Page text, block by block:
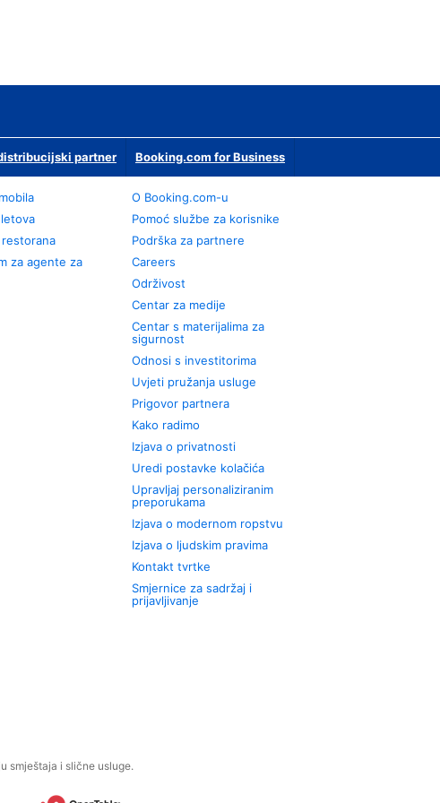
partner Booking.com for Business
restorana
za agente za
O Booking.com-u
Pomoć službe za korisnike
Podrška za partnere
Careers
Održivost
Centar za medije
Centar s materijalima za
sigurnost
Odnosi s investitorima
Uvjeti pružanja usluge
Prigovor partnera
Kako radimo
Izjava o privatnosti
Uredi postavke kolačića
Upravljaj personaliziranim
preporukama
Izjava o modernom ropstvu
Izjava o ljudskim pravima
Kontakt tvrtke
Smjernice za sadržaj i
prijavljivanje
smještaja i slične usluge.